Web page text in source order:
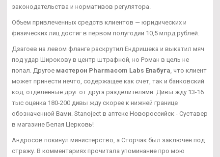
законодательства и нормативов регулятора.
Объем привлеченных средств клиентов — юридических и
физических лиц достиг в первом полугодии 10,5 млрд рублей.
Дзагоев на левом фланге раскрутил Ендришека и выкатил мяч
под удар Широкову в центр штрафной, но Роман в цель не
попал. Другое мастерон Pharmacom Labs Елабуга , что клиент
может принести нечто, содержащее как счет, так и банковский
код, отделенные друг от друга разделителями. Дивы жду 13-16
тыс оценка 180-200 дивы жду скорее к нижней границе
обозначенной Вами. Stanoject в аптеке Новороссийск - Суставер
в магазине Белая Церковь!
Андросов покинул министерство, а Сторчак был заключен под
стражу. В комментариях прочитала упоминание про мою